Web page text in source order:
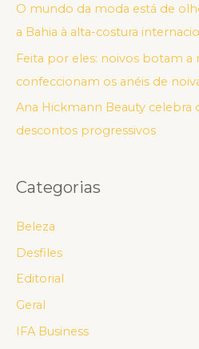
O mundo da moda está de
a Bahia à alta-costura
Feita por eles: noivos botam a
confeccionam os anéis de
Ana Hickmann Beauty
descontos progressivos
Categorias
Beleza
Desfiles
Editorial
Geral
IFA Business